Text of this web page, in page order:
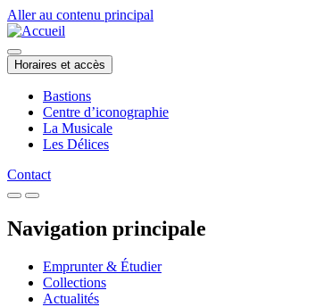
Aller au contenu principal
Horaires et accès
Bastions
Centre d’iconographie
La Musicale
Les Délices
Contact
Navigation principale
Emprunter & Étudier
Collections
Actualités